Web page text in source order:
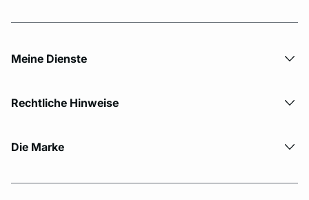
Meine Dienste
Rechtliche Hinweise
Die Marke